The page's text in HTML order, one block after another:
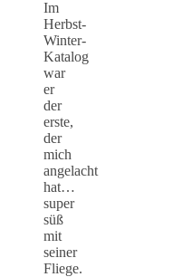
Im
Herbst-
Winter-
Katalog
war
er
der
erste,
der
mich
angelacht
hat…
super
süß
mit
seiner
Fliege.